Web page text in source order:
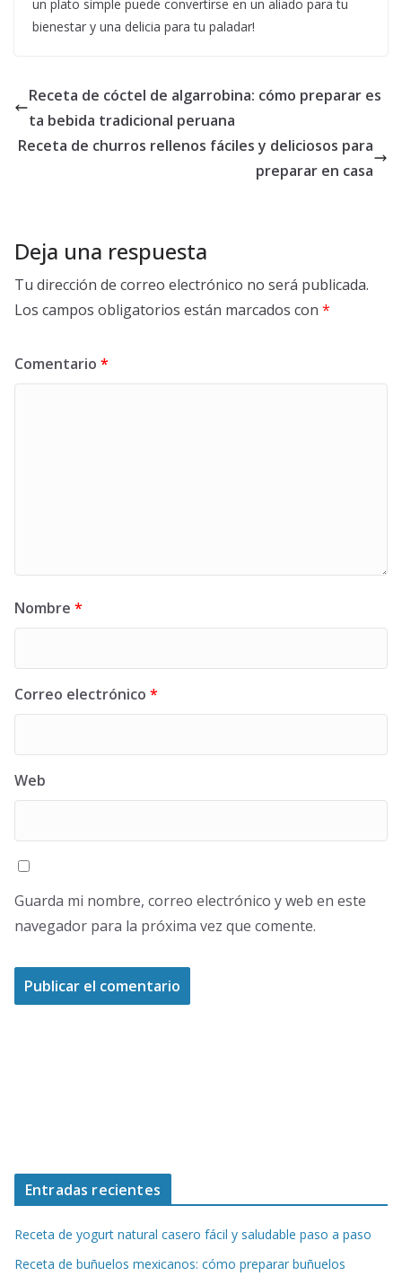
un plato simple puede convertirse en un aliado para tu
bienestar y una delicia para tu paladar!
Receta de cóctel de algarrobina: cómo preparar es
ta bebida tradicional peruana
Receta de churros rellenos fáciles y deliciosos para
preparar en casa
Deja una respuesta
Tu dirección de correo electrónico no será publicada.
Los campos obligatorios están marcados con *
Comentario *
Nombre *
Correo electrónico *
Web
Guarda mi nombre, correo electrónico y web en este
navegador para la próxima vez que comente.
Entradas recientes
Receta de yogurt natural casero fácil y saludable paso a paso
Receta de buñuelos mexicanos: cómo preparar buñuelos